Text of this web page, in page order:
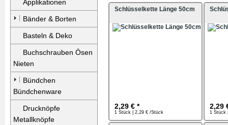
Applikationen
Bänder & Borten
Basteln & Deko
Buchschrauben Ösen
Nieten
Bündchen
Bündchenware
Drucknöpfe
Metallknöpfe
Schlüsselkette Länge 50cm
2,29 € *
1 Stück | 2,29 € /Stück
2,29
1 Stück